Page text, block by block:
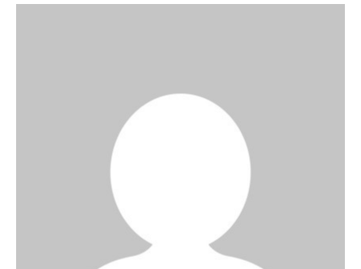
Multimedia